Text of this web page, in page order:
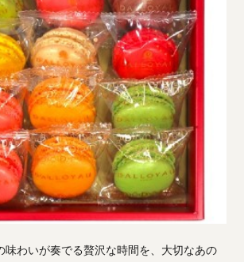
味わいが奏でる贅沢な時間を、大切なあの